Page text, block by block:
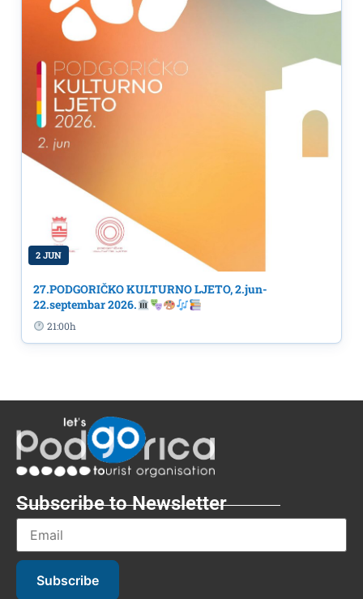
2 JUN
27.PODGORIČKO KULTURNO LJETO, 2.jun-
22.septembar 2026.
21:00h
Subscribe to Newsletter
Subscribe